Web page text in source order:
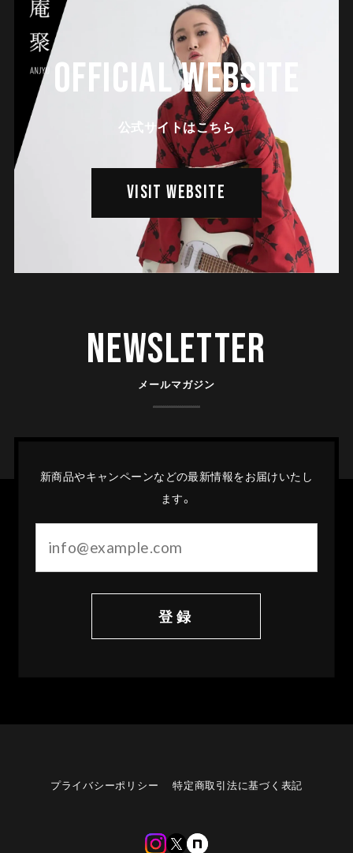
OFFICIAL WEBSITE
公式サイトはこちら
VISIT WEBSITE
Newsletter
メールマガジン
新商品やキャンペーンなどの最新情報をお届けいたし
ます。
登録
プライバシーポリシー 特定商取引法に基づく表記